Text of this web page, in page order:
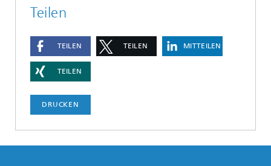
Teilen
TEILEN TEILEN MITTEILEN
TEILEN
DRUCKEN